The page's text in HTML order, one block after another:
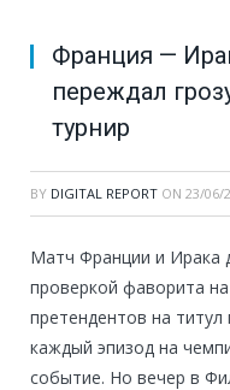
Франция —
переждал
турнир
BY DIGITAL REPORT ON 23/06/
Матч Франции и
проверкой фаворита
претендентов на
каждый эпизод на
событие. Но вечер в